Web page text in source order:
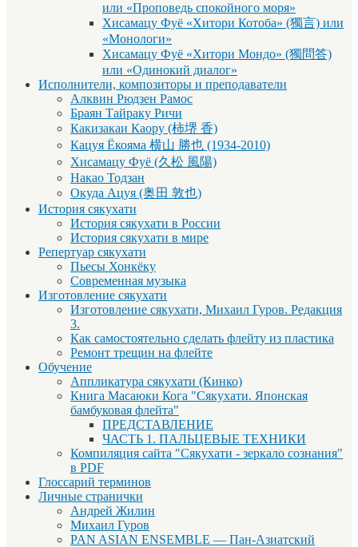
или «Проповедь спокойного моря»
Хисамацу Фуё «Хитори Котоба» (獨言) или
«Монологи»
Хисамацу Фуё «Хитори Мондо» (獨問答)
или «Одинокий диалог»
Исполнители, композиторы и преподаватели
Алквин Рюдзен Рамос
Браян Тайраку Ричи
Какизакаи Каору (柿堺 香)
Кацуя Ёкояма 横山 勝也 (1934-2010)
Хисамацу Фуё (久松 風陽)
Накао Тодзан
Окуда Ацуя (奥田 敦也)
История сякухати
История сякухати в России
История сякухати в мире
Репертуар сякухати
Пьесы Хонкёку
Современная музыка
Изготовление сякухати
Изготовление сякухати, Михаил Гуров. Редакция
3.
Как самостоятельно сделать флейту из пластика
Ремонт трещин на флейте
Обучение
Аппликатура сякухати (Кинко)
Книга Масаюки Кога "Сякухати. Японская
бамбуковая флейта"
ПРЕДСТАВЛЕНИЕ
ЧАСТЬ 1. ПАЛЬЦЕВЫЕ ТЕХНИКИ
Компиляция сайта "Сякухати - зеркало сознания"
в PDF
Глоссарий терминов
Личные странички
Андрей Жилин
Михаил Гуров
PAN ASIAN ENSEMBLE — Пан-Азиатский